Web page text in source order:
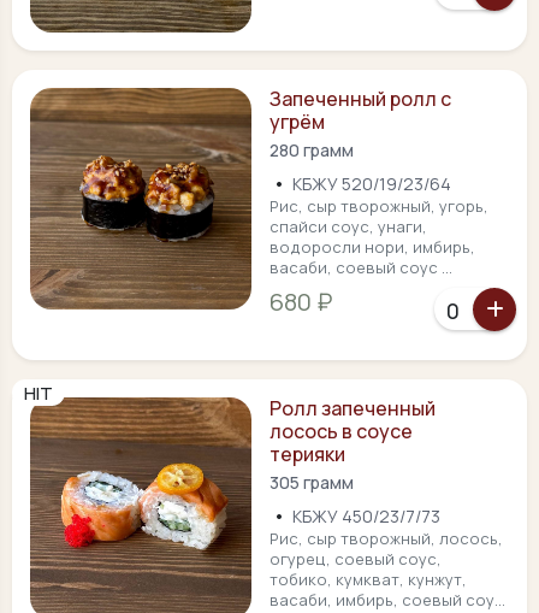
Запеченный ролл с
угрём
280 грамм
• КБЖУ 520/19/23/64
Рис, сыр творожный, угорь,
спайси соус, унаги,
водоросли нори, имбирь,
васаби, соевый соус ...
680 ₽
HIT
Ролл запеченный
лосось в соусе
терияки
305 грамм
• КБЖУ 450/23/7/73
Рис, сыр творожный, лосось,
огурец, соевый соус,
тобико, кумкват, кунжут,
васаби, имбирь, соевый соу...